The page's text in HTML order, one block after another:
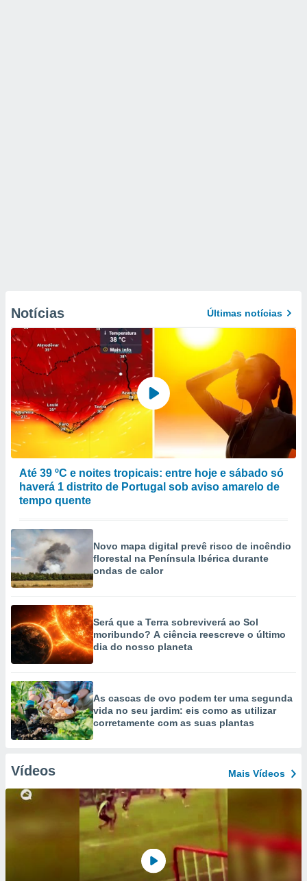
Notícias Últimas notícias
Até 39 ºC e noites tropicais: entre hoje e sábado só
haverá 1 distrito de Portugal sob aviso amarelo de
tempo quente
Novo mapa digital prevê risco de incêndio
florestal na Península Ibérica durante
ondas de calor
Será que a Terra sobreviverá ao Sol
moribundo? A ciência reescreve o último
dia do nosso planeta
As cascas de ovo podem ter uma segunda
vida no seu jardim: eis como as utilizar
corretamente com as suas plantas
Vídeos Mais Vídeos